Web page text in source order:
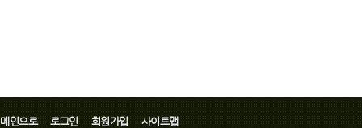
메인으로 로그인 회원가입 사이트맵